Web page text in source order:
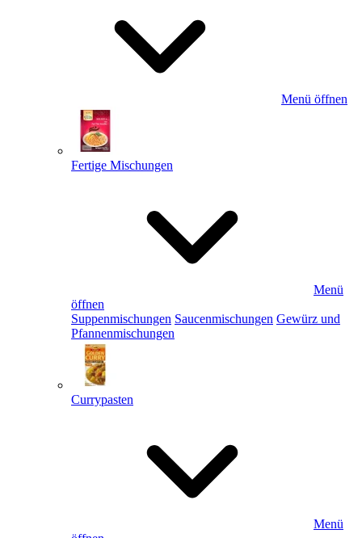
Menü öffnen
Fertige Mischungen
Menü
öffnen
Suppenmischungen Saucenmischungen Gewürz und
Pfannenmischungen
Currypasten
Menü